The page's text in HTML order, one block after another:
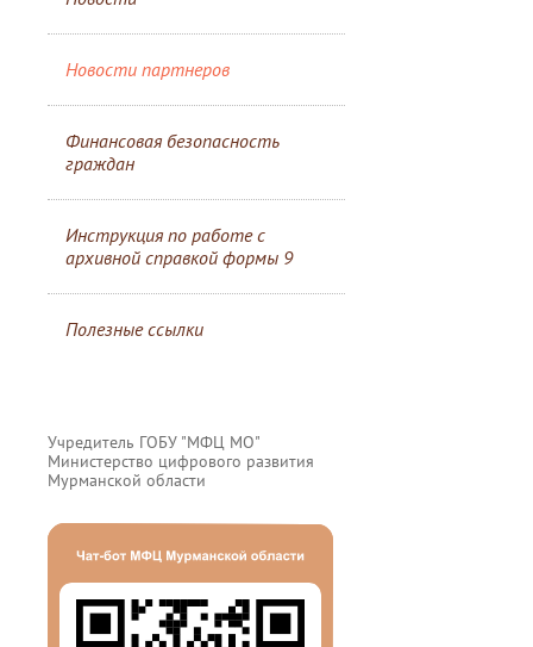
Новости партнеров
Финансовая безопасность
граждан
Инструкция по работе с
архивной справкой формы 9
Полезные ссылки
Учредитель ГОБУ "МФЦ МО"
Министерство цифрового развития
Мурманской области